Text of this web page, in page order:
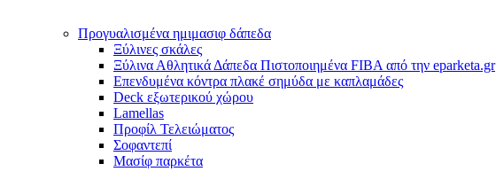
Προγυαλισμένα ημιμασιφ δάπεδα
Ξύλινες σκάλες
Ξύλινα Αθλητικά Δάπεδα Πιστοποιημένα FIBA από την eparketa.gr
Επενδυμένα κόντρα πλακέ σημύδα με καπλαμάδες
Deck εξωτερικού χώρου
Lamellas
Προφίλ Τελειώματος
Σοφαντεπί
Μασίφ παρκέτα